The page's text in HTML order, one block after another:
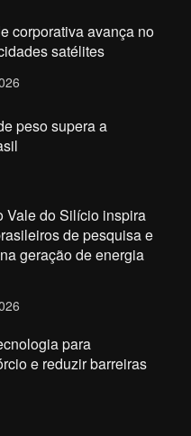
corporativa avança no
satélites
peso supera a
Vale do Silício inspira
de pesquisa e
geração de energia
para
e reduzir barreiras